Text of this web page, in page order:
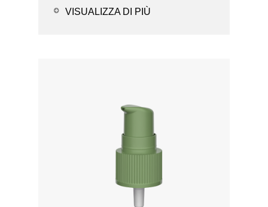
Opzioni della ...
VISUALIZZA DI PIÙ